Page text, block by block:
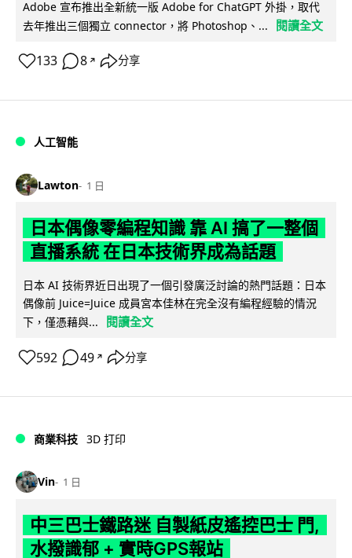
Adobe 宣布推出全新統一版 Adobe for ChatGPT 外掛，取代
去年推出三個獨立 connector，將 Photoshop、...
閱讀全文
133 8 ↗ 分享
人工智能
Lawton 1 日
日本偶像零編程知識 靠 AI 搞了一整個
直播系統 在日本技術界成為話題
日本 AI 技術界近日出現了一個引發廣泛討論的熱門話題：日本
偶像前 Juice=Juice 成員宮本佳林在完全沒有編程經驗的情況
下，僅憑藉與...
閱讀全文
592 49 ↗ 分享
商業科技 3D 打印
Vin 1 日
中三巴士鐵路迷 自製紙皮遙控巴士 門,
水撥識郁 + 實時GPS報站